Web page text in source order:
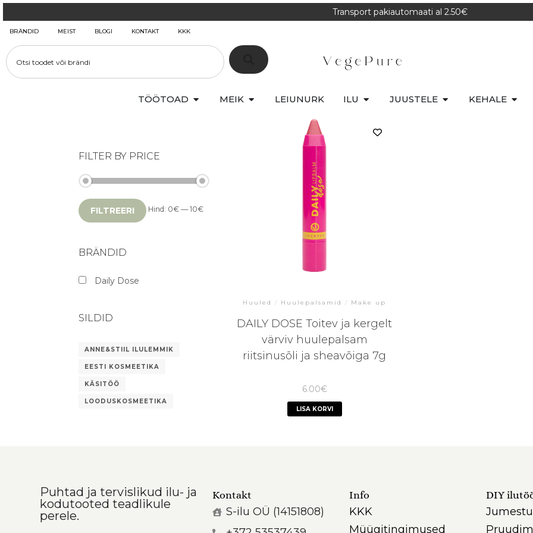
Transport pakiautomaati al 2.50€
BRÄNDID MEIST BLOGI KONTAKT KKK
TÖÖTOAD MEIK LEIUNURK ILU JUUSTELE KEHALE
Huuled / Huulepalsamid / Make up
DAILY DOSE Toitev ja kergelt
värviv huulepalsam
riitsinusõli ja sheavõiga 7g
6.00€
LISA KORVI
FILTER BY PRICE
FILTREERI Hind: 0€ —10€
BRÄNDID
Daily Dose
SILDID
ANNE&STIIL ILULEMMIK
EESTI KOSMEETIKA
KÄSITÖÖ
LOODUSKOSMEETIKA
Puhtad ja tervislikud ilu- ja
kodutooted teadlikule
perele.
Kontakt
S-ilu OÜ (14151808)
Info
KKK
Müügitingimused
DIY